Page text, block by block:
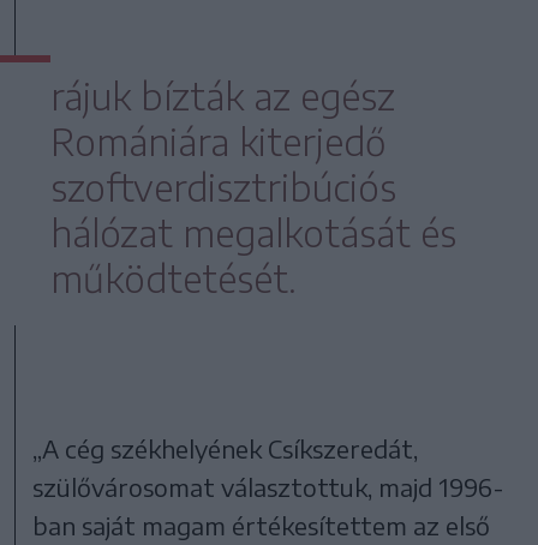
rájuk bízták az egész
Romániára kiterjedő
szoftverdisztribúciós
hálózat megalkotását és
működtetését.
„A cég székhelyének Csíkszeredát,
szülővárosomat választottuk, majd 1996-
ban saját magam értékesítettem az első